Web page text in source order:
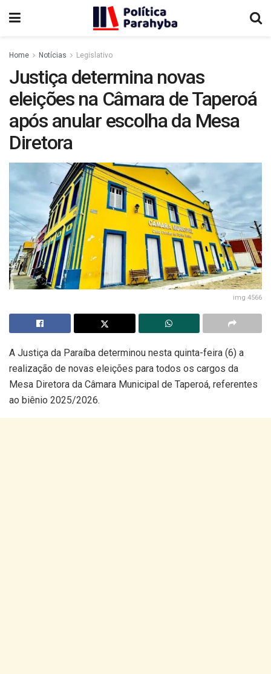
Home Notícias Legislativo
Justiça determina novas
eleições na Câmara de Taperoá
após anular escolha da Mesa
Diretora
img 4566
A Justiça da Paraíba determinou nesta quinta-feira (6) a
realização de novas eleições para todos os cargos da
Mesa Diretora da Câmara Municipal de Taperoá, referentes
ao biênio 2025/2026.